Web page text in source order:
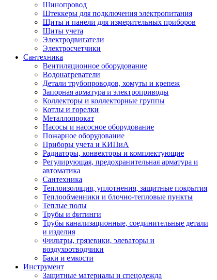
Шинопровод
Штеккеры для подключения электропитания
Щиты и панели для измерительных приборов
Щиты учета
Электродвигатели
Электросчетчики
Сантехника
Вентиляционное оборудование
Водонагреватели
Детали трубопроводов, хомуты и крепеж
Запорная арматура и электроприводы
Коллекторы и коллекторные группы
Котлы и горелки
Металлопрокат
Насосы и насосное оборудование
Пожарное оборудование
Приборы учета и КИПиА
Радиаторы, конвекторы и комплектующие
Регулирующая, предохранительная арматура и
автоматика
Сантехника
Теплоизоляция, уплотнения, защитные покрытия
Теплообменники и блочно-тепловые пункты
Теплые полы
Трубы и фитинги
Трубы канализационные, соединительные детали
и изделия
Фильтры, грязевики, элеваторы и
воздухоотводчики
Баки и емкости
Инструмент
Защитные материалы и спецодежда